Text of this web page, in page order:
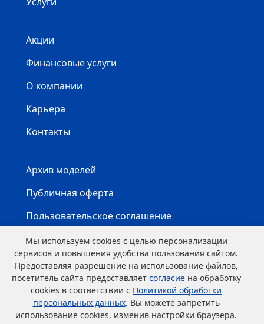
Акции
Финансовые услуги
О компании
Карьера
Контакты
Архив моделей
Публичная оферта
Пользовательское соглашение
Карта сайта
Мы используем cookies с целью персонализации
сервисов и повышения удобства пользования сайтом.
Предоставляя разрешение на использование файлов,
посетитель сайта предоставляет согласиена обработку
cookies в соответствии с Политикой обработки
персональных данных. Вы можете запретить
использование cookies, изменив настройки браузера.